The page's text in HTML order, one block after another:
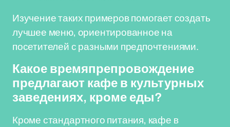
Изучение таких примеров помогает создать
лучшее меню, ориентированное на
посетителей с разными предпочтениями.
Какое времяпрепровождение
предлагают кафе в культурных
заведениях, кроме еды?
Кроме стандартного питания, кафе в